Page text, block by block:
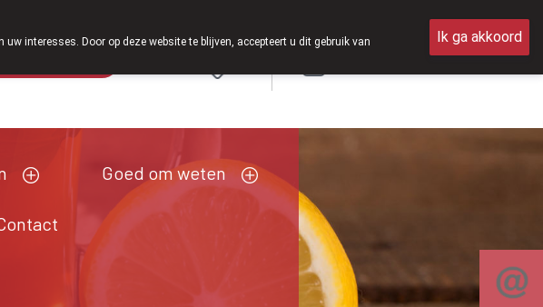
Goed om weten
interesses. Door op deze website te blijven, accepteert u dit gebruik van
Ik ga akkoord